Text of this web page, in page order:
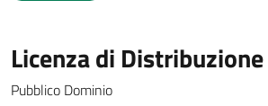
Licenza di Distribuzione
Pubblico Dominio